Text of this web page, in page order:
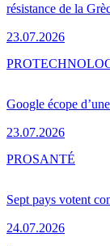
résistance de la
23.07.2026
Google écope
23.07.2026
PRO
Sept pays votent
24.07.2026
PROSANTÉ